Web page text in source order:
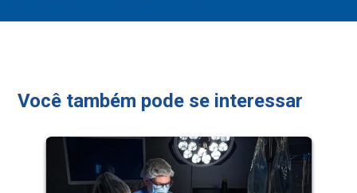
Você também pode se interessar